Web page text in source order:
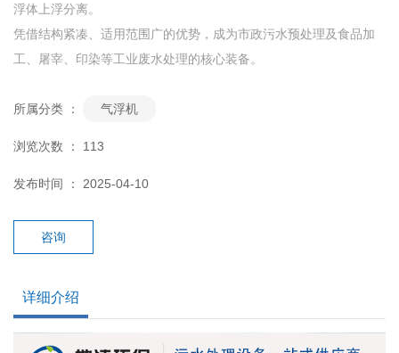
浮体上浮分离。
凭借结构紧凑、适用范围广的优势，成为市政污水预处理及食品加
工、屠宰、印染等工业废水处理的核心装备。
所属分类 ： 气浮机
浏览次数 ： 113
发布时间 ： 2025-04-10
咨询
详细介绍